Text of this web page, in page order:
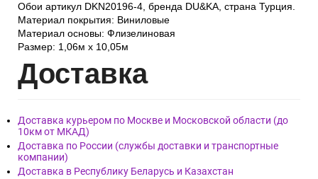
Обои артикул DKN20196-4, бренда DU&KA, страна Турция.
Материал покрытия: Виниловые
Материал основы: Флизелиновая
Размер: 1,06м х 10,05м
Доставка
Доставка курьером по Москве и Московской области (до
10км от МКАД)
Доставка по России (службы доставки и транспортные
компании)
Доставка в Республику Беларусь и Казахстан